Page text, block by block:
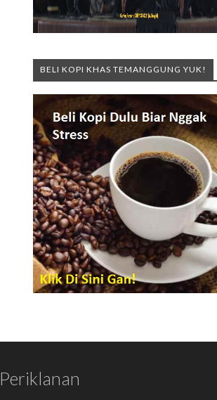
BELI KOPI KHAS TEMANGGUNG YUK!
Periklanan